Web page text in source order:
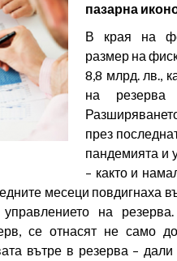
пазарна
В края на
размер на
8,8 млрд. лв.,
на
през
пандемията и
– както и
месеци повдигнаха
на
се отнасят не само
вътре в резерва –